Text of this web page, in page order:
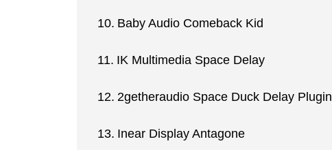
Baby Audio Comeback Kid
IK Multimedia Space Delay
2getheraudio Space Duck Delay Plugin
Inear Display Antagone